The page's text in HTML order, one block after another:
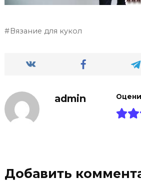
Вязание для кукол
admin
Добавить